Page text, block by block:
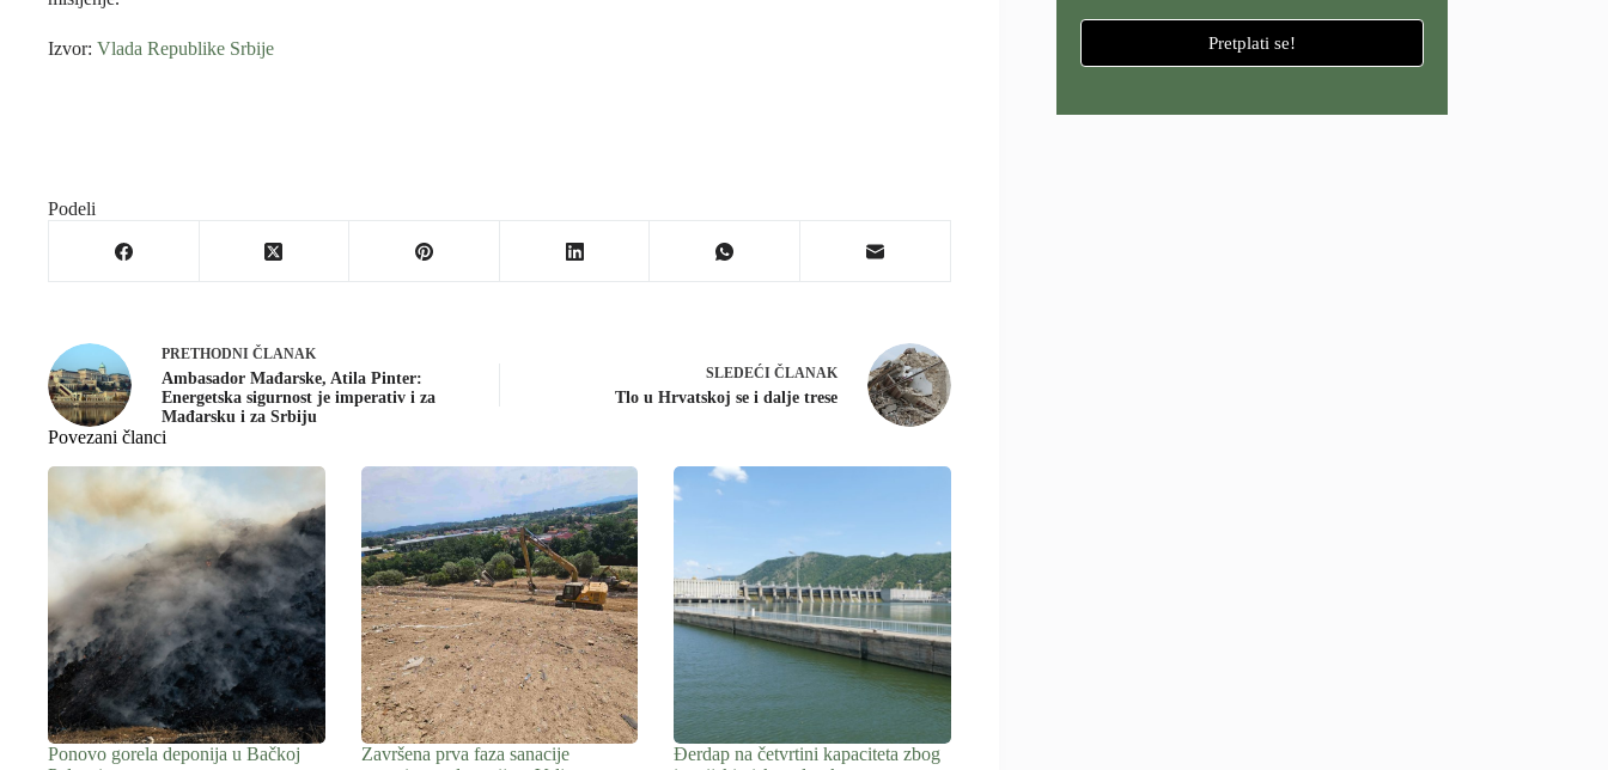
Izvor: Vlada Republike Srbije
Podeli
PRETHODNI ČLANAK
Ambasador Mađarske, Atila Pinter:
Energetska sigurnost je imperativ i za
Mađarsku i za Srbiju
SLEDEĆI ČLANAK
Tlo u Hrvatskoj se i dalje trese
Povezani članci
Ponovo gorela deponija u Bačkoj
Završena prva faza sanacije
Đerdap na četvrtini kapaciteta zbog